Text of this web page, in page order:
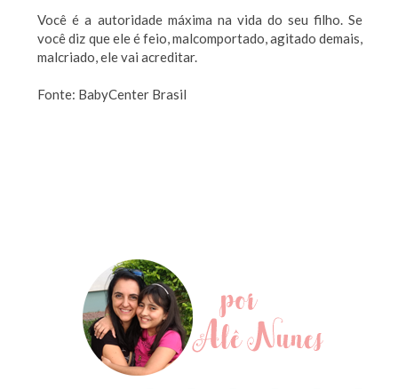
Você é a autoridade máxima na vida do seu filho. Se
você diz que ele é feio, malcomportado, agitado demais,
malcriado, ele vai acreditar.
Fonte: BabyCenter Brasil